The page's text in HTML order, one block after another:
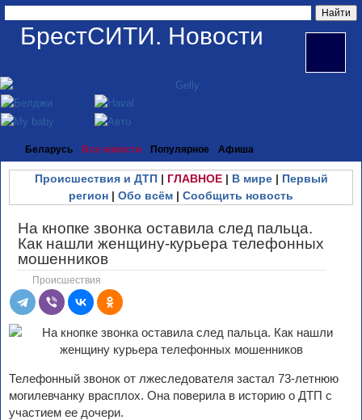
БрестСИТИ. Новости
Беларусь Все новости Популярное Афиша
Происшествия и ДТП| ГЛАВНОЕ| В мире| Первый
регион | Обо всём | Сообщить новость
На кнопке звонка оставила след пальца.
Как нашли женщину-курьера телефонных
мошенников
Происшествия
Телефонный звонок от лжеследователя застал 73-летнюю
могилевчанку врасплох. Она поверила в историю о ДТП с
участием ее дочери.